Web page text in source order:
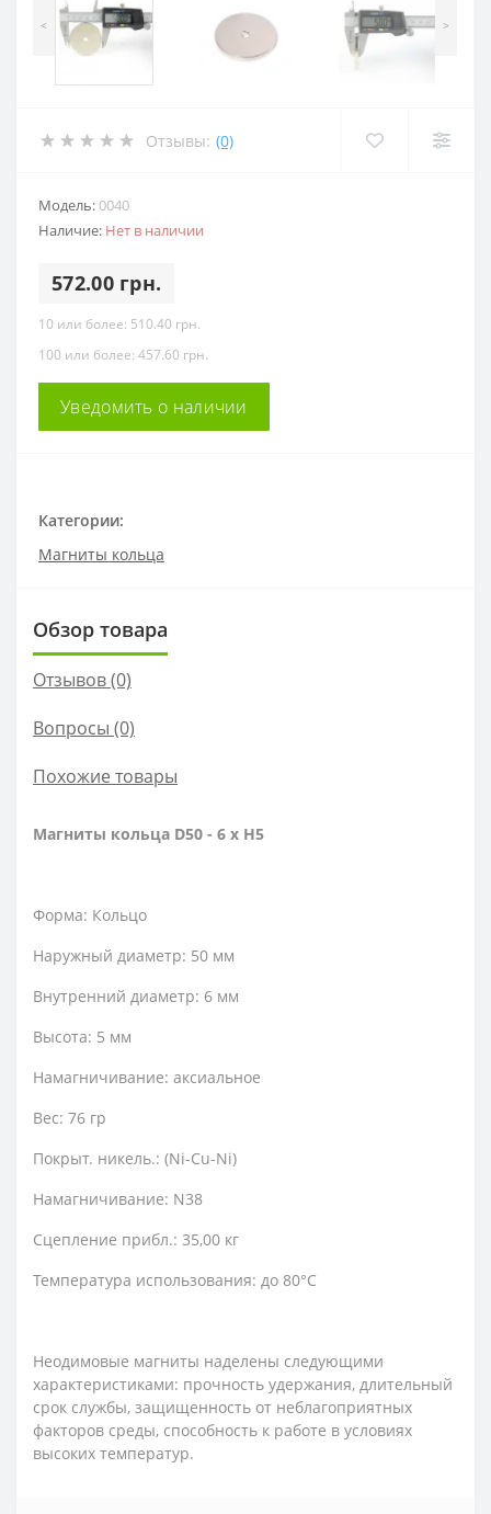
< >
Отзывы: (0)
Модель:0040
Наличие: Нет в наличии
572.00 грн.
10 или более: 510.40 грн.
100 или более: 457.60 грн.
Уведомить о наличии
Категории:
Магниты кольца
Обзор товара
Отзывов (0)
Вопросы (0)
Похожие товары
Магниты кольца D50 - 6 x H5
Форма: Кольцо
Наружный диаметр: 50 мм
Внутренний диаметр: 6 мм
Высота: 5 мм
Намагничивание: аксиальное
Вес: 76 гр
Покрыт. никель.: (Ni-Cu-Ni)
Намагничивание: N38
Сцепление прибл.: 35,00 кг
Температура использования: до 80°C
Неодимовые магниты наделены следующими
характеристиками: прочность удержания, длительный
срок службы, защищенность от неблагоприятных
факторов среды, способность к работе в условиях
высоких температур.